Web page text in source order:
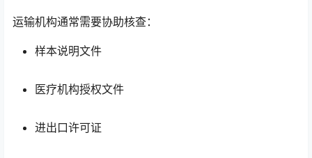
运输机构通常需要协助核查：
样本说明文件
医疗机构授权文件
进出口许可证